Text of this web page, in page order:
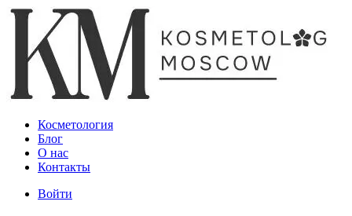
Косметология
Блог
О нас
Контакты
Войти